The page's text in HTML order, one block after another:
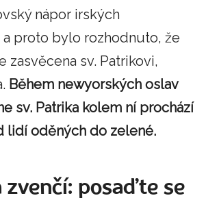
nápor irských
proto bylo rozhodnuto, že
zasvěcena sv. Patrikovi,
Během newyorských oslav
sv. Patrika kolem ní prochází
lidí oděných do zelené.
zvenčí: posaďte se